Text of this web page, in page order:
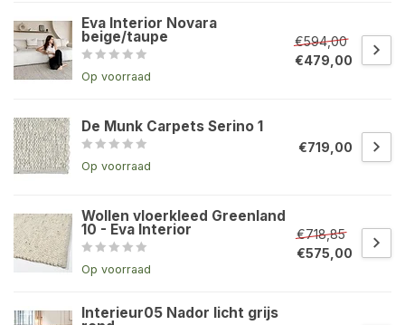
Eva Interior Novara
beige/taupe
Op voorraad
€594,00
€479,00
De Munk Carpets Serino 1
Op voorraad
€719,00
Wollen vloerkleed Greenland
10 - Eva Interior
Op voorraad
€718,85
€575,00
Interieur05 Nador licht grijs